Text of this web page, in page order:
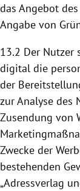
das Angebot
Angabe von
13.2 Der Nutzer
digital die
der
zur Analyse des
Zusendung von
Zwecke der
bestehenden
„Adressverlag